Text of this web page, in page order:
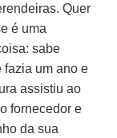
Quer
é uma
sabe
fazia um ano e
assistiu ao
fornecedor e
da sua